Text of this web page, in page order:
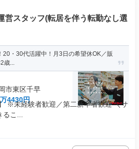
営スタッフ(転居を伴う転勤なし選
20・30代活躍中！月3日の希望休OK／販
歳...
市東区千早
4430円
※未経験者歓迎／第二新卒者歓迎 ＼サ
こ...